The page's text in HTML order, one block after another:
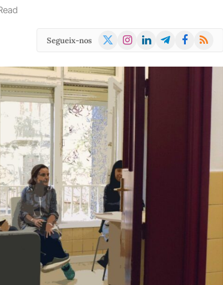
Segueix-nos
X
Instagram
LinkedInTelegramFacebook
RSS